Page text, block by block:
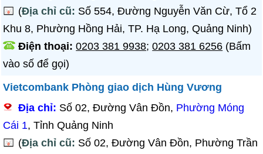
(Địa chỉ cũ: Số 554, Đường Nguyễn Văn Cừ, Tổ 2
Khu 8, Phường Hồng Hải, TP. Hạ Long, Quảng Ninh)
Điện thoại:0203 381 9938;0203 381 6256 (Bấm
vào số để gọi)
Vietcombank Phòng giao dịch Hùng Vương
Địa chỉ: Số 02, Đường Vân Đồn, Phường Móng
Cái 1, Tỉnh Quảng Ninh
(Địa chỉ cũ: Số 02, Đường Vân Đồn, Phường Trần